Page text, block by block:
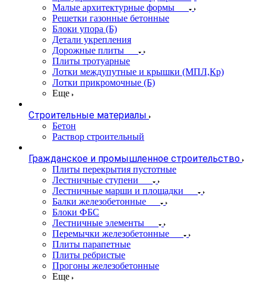
Малые архитектурные формы
Решетки газонные бетонные
Блоки упора (Б)
Детали укрепления
Дорожные плиты
Плиты тротуарные
Лотки междупутные и крышки (МПЛ,Кр)
Лотки прикромочные (Б)
Еще
Строительные материалы
Бетон
Раствор строительный
Гражданское и промышленное строительство
Плиты перекрытия пустотные
Лестничные ступени
Лестничные марши и площадки
Балки железобетонные
Блоки ФБС
Лестничные элементы
Перемычки железобетонные
Плиты парапетные
Плиты ребристые
Прогоны железобетонные
Еще